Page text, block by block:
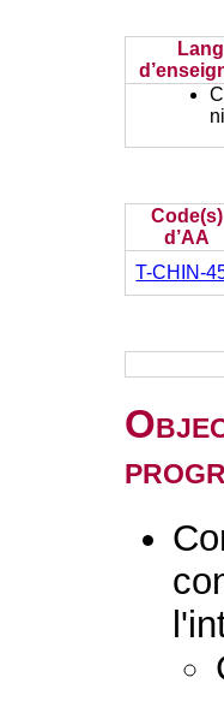
Code(s)
d’AA
T-CHIN-